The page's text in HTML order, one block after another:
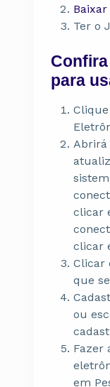
Baixar
Ter o
para
Abrirá
clicar
clicar
Clicar
que
ou
Fazer
em